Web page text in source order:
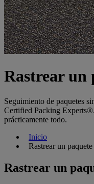
Rastrear un
Seguimiento de paquetes
Certified Packing
prácticamente todo.
Inicio
Rastrear un paquete
Rastrear un